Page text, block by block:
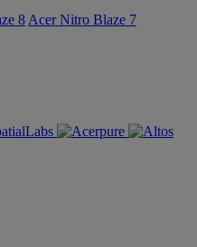
8 Acer Nitro Blaze 7